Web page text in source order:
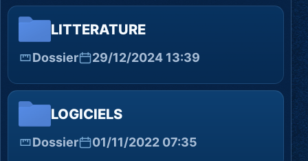
LITTERATURE
Dossier 29/12/2024 13:39
LOGICIELS
Dossier 01/11/2022 07:35